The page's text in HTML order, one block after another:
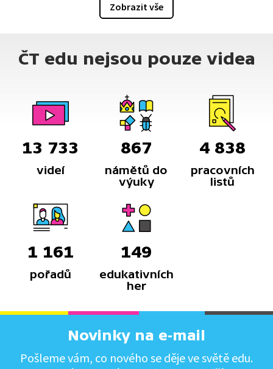
Zobrazit vše
ČT edu nejsou pouze videa
13 733
videí
867
námětů do
výuky
4 838
pracovních
listů
1 161
pořadů
149
edukativních
her
Novinky na e-mail
Pošleme vám, co nového se děje ve světě edu.